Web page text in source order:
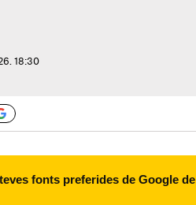
18:30
fonts preferides de Google de